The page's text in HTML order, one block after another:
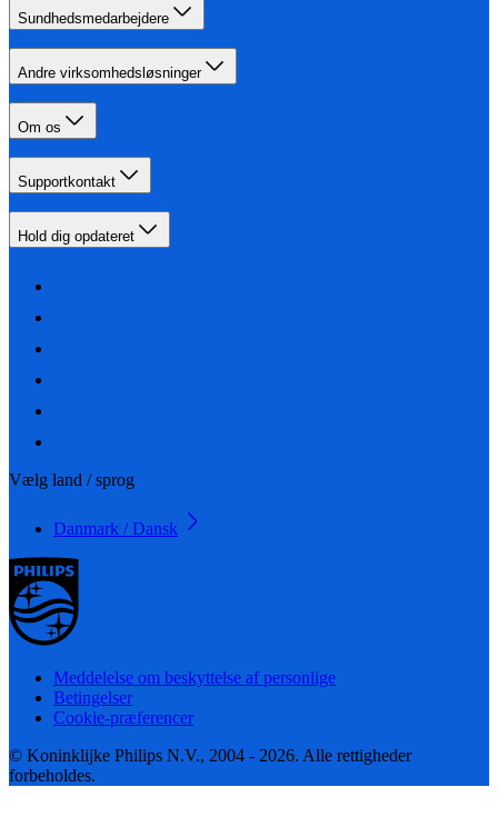
Sundhedsmedarbejdere
Andre virksomhedsløsninger
Om os
Supportkontakt
Hold dig opdateret
Vælg land / sprog
Danmark / Dansk
Meddelelse om beskyttelse af personlige
Betingelser
Cookie-præferencer
© Koninklijke Philips N.V., 2004 - 2026. Alle rettigheder
forbeholdes.